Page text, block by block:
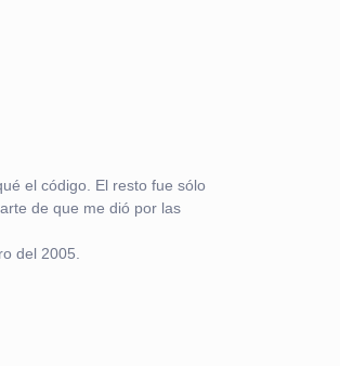
el código. El resto fue sólo
de que me dió por las
del 2005.